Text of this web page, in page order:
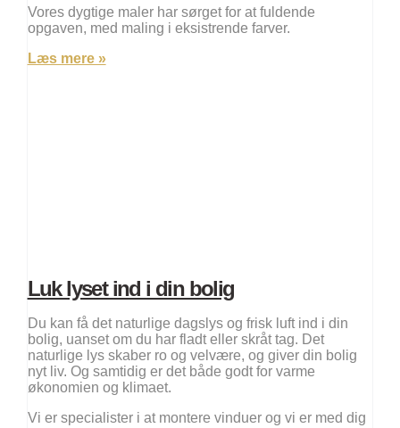
Vores dygtige maler har sørget for at fuldende
opgaven, med maling i eksistrende farver.
Læs mere »
Luk lyset ind i din bolig
Du kan få det naturlige dagslys og frisk luft ind i din
bolig, uanset om du har fladt eller skråt tag. Det
naturlige lys skaber ro og velvære, og giver din bolig
nyt liv. Og samtidig er det både godt for varme
økonomien og klimaet.
Vi er specialister i at montere vinduer og vi er med dig